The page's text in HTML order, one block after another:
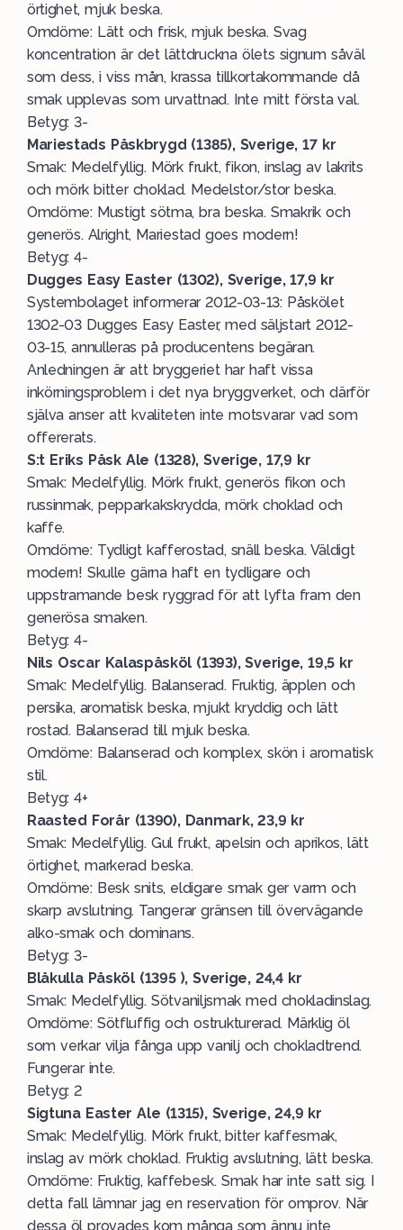
örtighet, mjuk beska.
Omdöme: Lätt och frisk, mjuk beska. Svag
koncentration är det lättdruckna ölets signum såväl
som dess, i viss mån, krassa tillkortakommande då
smak upplevas som urvattnad. Inte mitt första val.
Betyg: 3-
Mariestads Påskbrygd (1385), Sverige, 17 kr
Smak: Medelfyllig. Mörk frukt, fikon, inslag av lakrits
och mörk bitter choklad. Medelstor/stor beska.
Omdöme: Mustigt sötma, bra beska. Smakrik och
generös. Alright, Mariestad goes modern!
Betyg: 4-
Dugges Easy Easter (1302), Sverige, 17,9 kr
Systembolaget informerar 2012-03-13: Påskölet
1302-03 Dugges Easy Easter, med säljstart 2012-
03-15, annulleras på producentens begäran.
Anledningen är att bryggeriet har haft vissa
inkörningsproblem i det nya bryggverket, och därför
själva anser att kvaliteten inte motsvarar vad som
offererats.
S:t Eriks Påsk Ale (1328), Sverige, 17,9 kr
Smak: Medelfyllig. Mörk frukt, generös fikon och
russinmak, pepparkakskrydda, mörk choklad och
kaffe.
Omdöme: Tydligt kafferostad, snäll beska. Väldigt
modern! Skulle gärna haft en tydligare och
uppstramande besk ryggrad för att lyfta fram den
generösa smaken.
Betyg: 4-
Nils Oscar Kalaspåsköl (1393), Sverige, 19,5 kr
Smak: Medelfyllig. Balanserad. Fruktig, äpplen och
persika, aromatisk beska, mjukt kryddig och lätt
rostad. Balanserad till mjuk beska.
Omdöme: Balanserad och komplex, skön i aromatisk
stil.
Betyg: 4+
Raasted Forår (1390), Danmark, 23,9 kr
Smak: Medelfyllig. Gul frukt, apelsin och aprikos, lätt
örtighet, markerad beska.
Omdöme: Besk snits, eldigare smak ger varm och
skarp avslutning. Tangerar gränsen till övervägande
alko-smak och dominans.
Betyg: 3-
Blåkulla Påsköl (1395 ), Sverige, 24,4 kr
Smak: Medelfyllig. Sötvaniljsmak med chokladinslag.
Omdöme: Sötfluffig och ostrukturerad. Märklig öl
som verkar vilja fånga upp vanilj och chokladtrend.
Fungerar inte.
Betyg: 2
Sigtuna Easter Ale (1315), Sverige, 24,9 kr
Smak: Medelfyllig. Mörk frukt, bitter kaffesmak,
inslag av mörk choklad. Fruktig avslutning, lätt beska.
Omdöme: Fruktig, kaffebesk. Smak har inte satt sig. I
detta fall lämnar jag en reservation för omprov. När
dessa öl provades kom många som ännu inte